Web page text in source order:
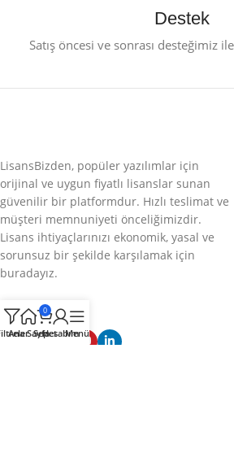
Destek
Satış öncesi ve sonrası desteğimiz
LisansBizden, popüler yazılımlar için
orijinal ve uygun fiyatlı lisanslar sunan
güvenilir bir platformdur. Hızlı teslimat ve
müşteri memnuniyeti önceliğimizdir.
Lisans ihtiyaçlarınızı ekonomik, yasal ve
sorunsuz bir şekilde karşılamak için
buradayız.
Bizi takip edin
Ana Sayfa
0
Sepet
Hesabım
Menü